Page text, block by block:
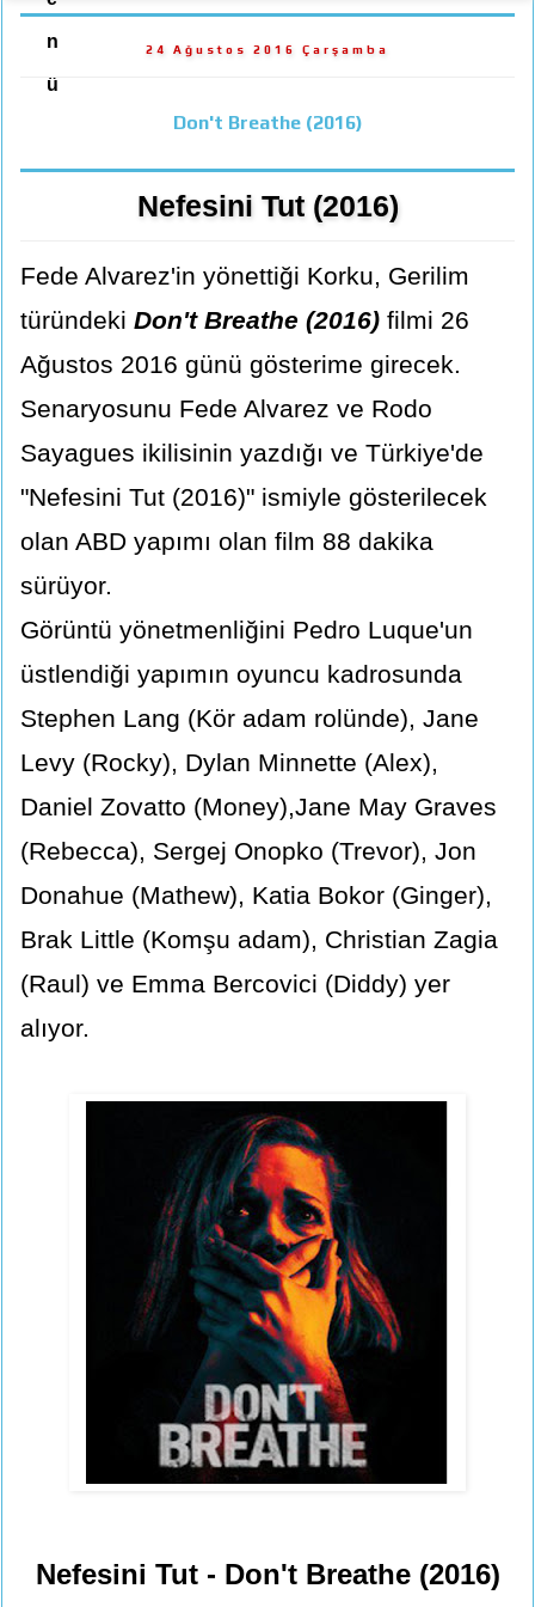
n
ü
24 Ağustos 2016 Çarşamba
Don't Breathe (2016)
Nefesini Tut (2016)
Fede Alvarez'in yönettiği Korku, Gerilim
türündeki Don't Breathe (2016) filmi 26
Ağustos 2016 günü gösterime girecek.
Senaryosunu Fede Alvarez ve Rodo
Sayagues ikilisinin yazdığı ve Türkiye'de
"Nefesini Tut (2016)" ismiyle gösterilecek
olan ABD yapımı olan film 88 dakika
sürüyor.
Görüntü yönetmenliğini Pedro Luque'un
üstlendiği yapımın oyuncu kadrosunda
Stephen Lang (Kör adam rolünde), Jane
Levy (Rocky), Dylan Minnette (Alex),
Daniel Zovatto (Money),Jane May Graves
(Rebecca), Sergej Onopko (Trevor), Jon
Donahue (Mathew), Katia Bokor (Ginger),
Brak Little (Komşu adam), Christian Zagia
(Raul) ve Emma Bercovici (Diddy) yer
alıyor.
Nefesini Tut - Don't Breathe (2016)